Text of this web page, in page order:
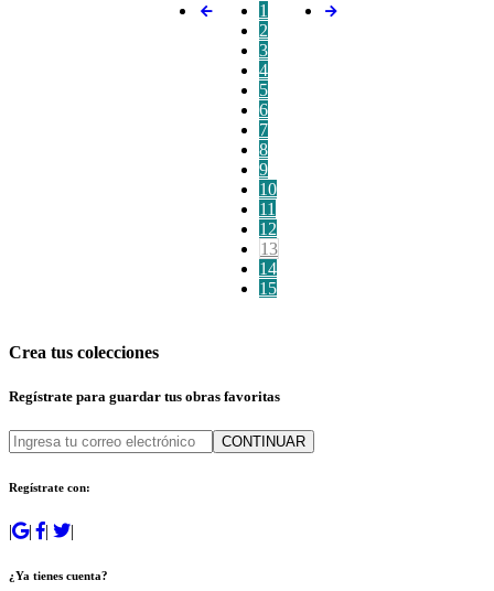
1
2
3
4
5
6
7
8
9
10
11
12
13
14
15
Crea tus colecciones
Regístrate para guardar tus obras favoritas
CONTINUAR
Regístrate con:
| | | |
¿Ya tienes cuenta?